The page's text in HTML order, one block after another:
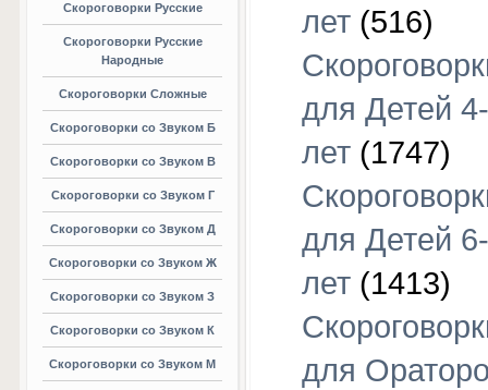
Скороговорки Русские
Скороговорки Русские
Народные
Скороговорки Сложные
Скороговорки со Звуком Б
Скороговорки со Звуком В
Скороговорки со Звуком Г
Скороговорки со Звуком Д
Скороговорки со Звуком Ж
Скороговорки со Звуком З
Скороговорки со Звуком К
Скороговорки со Звуком М
лет(516)
для Детей
лет(1747)
для Детей
лет(1413)
для